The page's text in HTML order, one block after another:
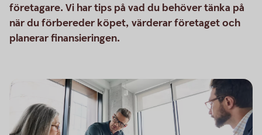
företagare. Vi har tips på vad du behöver tänka på
när du förbereder köpet, värderar företaget och
planerar finansieringen.